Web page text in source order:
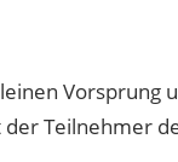
Vorsprung
Teilnehmer